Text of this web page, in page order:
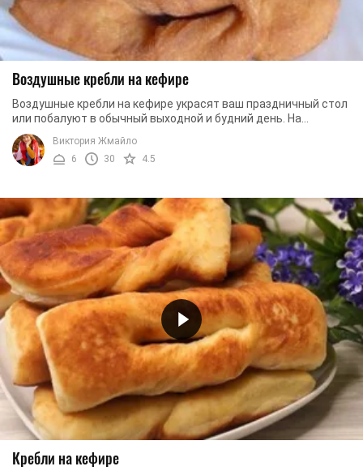
Воздушные кребли на кефире
Воздушные кребли на кефире украсят ваш праздничный стол
или побалуют в обычный выходной и будний день. На
приготовление уйдет всего 30 минут, а ...
Виктория Жмайло
6
30 4.5
Кребли на кефире